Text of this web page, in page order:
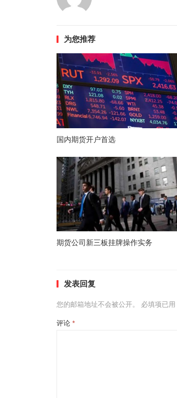
为您推荐
国内期货开户首选
期货公司新三板挂牌操作实务
发表回复
您的邮箱地址不会被公开。 必填项已用
评论 *